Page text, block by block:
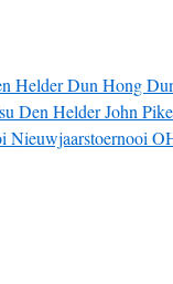
HelderDun Hong
Den HelderJohn
Nieuwjaarstoernooi